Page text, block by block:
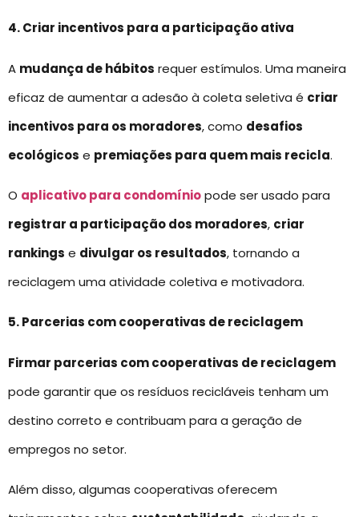
4. Criar incentivos para a participação ativa
A mudança de hábitos requer estímulos. Uma maneira
eficaz de aumentar a adesão à coleta seletiva é criar
incentivos para os moradores, como desafios
ecológicos e premiações para quem mais recicla.
O aplicativo para condomíniopode ser usado para
registrar a participação dos moradores, criar
rankings e divulgar os resultados, tornando a
reciclagem uma atividade coletiva e motivadora.
5. Parcerias com cooperativas de reciclagem
Firmar parcerias com cooperativas de reciclagem
pode garantir que os resíduos recicláveis tenham um
destino correto e contribuam para a geração de
empregos no setor.
Além disso, algumas cooperativas oferecem